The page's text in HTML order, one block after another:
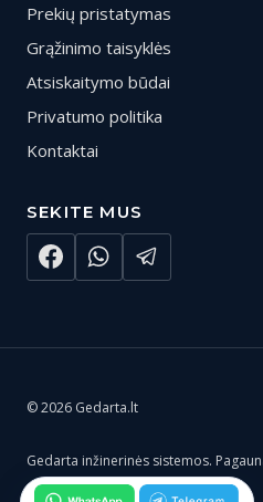
Prekių pristatymas
Grąžinimo taisyklės
Atsiskaitymo būdai
Privatumo politika
Kontaktai
SEKITE MUS
© 2026 Gedarta.lt
Gedarta inžinerinės sistemos.
rūpesčius ir išlaidas.